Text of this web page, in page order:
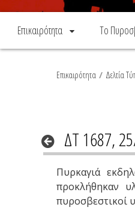
Επικαιρότητα Το
Επικαιρότητα / Δελτία
ΔΤ 1687,
Πυρκαγιά
προκλήθηκαν
πυροσβεστικοί